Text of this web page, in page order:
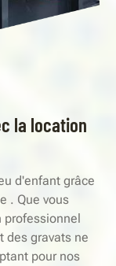
la location
d'enfant grâce
. Que vous
professionnel
des gravats ne
pour nos